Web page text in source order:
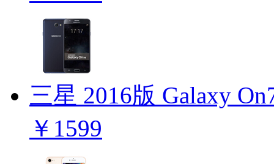
三星 2016版 Galaxy
￥1599